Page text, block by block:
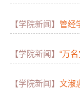
【学院新闻】 管经
【学院新闻】 “万
【学院新闻】 文淑